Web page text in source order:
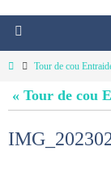
HomeTour de cou
« Tour de cou